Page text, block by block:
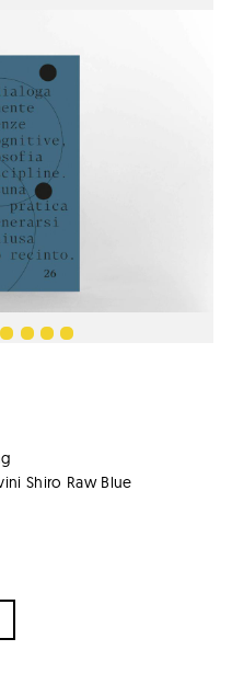
Shiro Raw Blue